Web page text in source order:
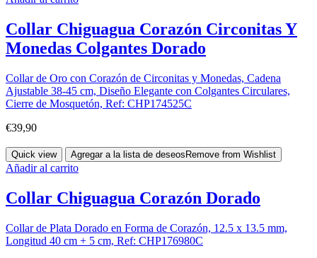
Collar Chiguagua Corazón Circonitas Y
Monedas Colgantes Dorado
Collar de Oro con Corazón de Circonitas y Monedas, Cadena
Ajustable 38-45 cm, Diseño Elegante con Colgantes Circulares,
Cierre de Mosquetón, Ref: CHP174525C
€39,90
Quick view Agregar a la lista de deseos Remove from Wishlist
Añadir al carrito
Collar Chiguagua Corazón Dorado
Collar de Plata Dorado en Forma de Corazón, 12.5 x 13.5 mm,
Longitud 40 cm + 5 cm, Ref: CHP176980C